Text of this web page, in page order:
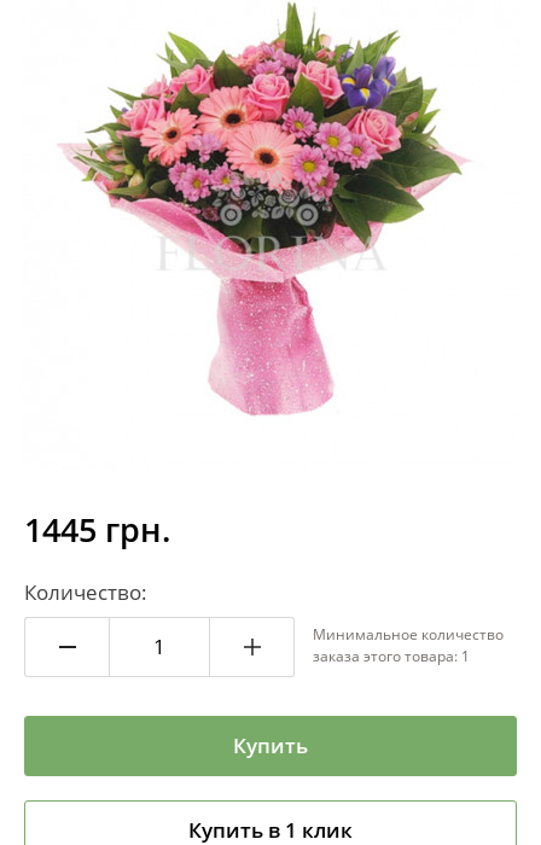
1445 грн.
Количество:
Минимальное количество
заказа этого товара: 1
Купить
Купить в 1 клик